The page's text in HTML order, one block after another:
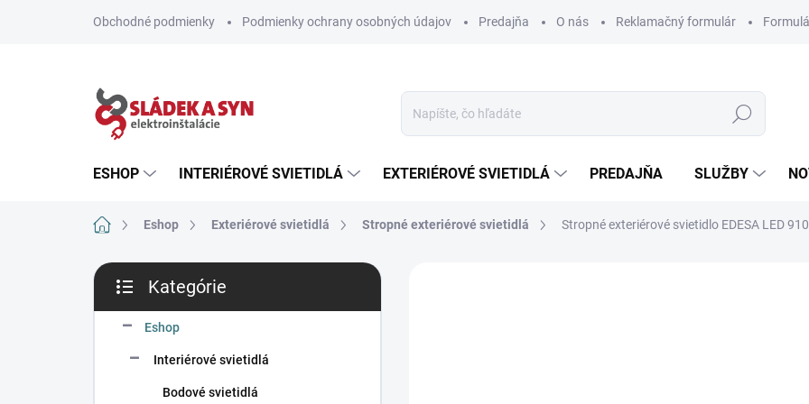
Obchodné podmienky Podmienky ochrany osobných údajov Predajňa O nás Reklamačný formulár
Hľadať
ESHOP INTERIÉROVÉ SVIETIDLÁ EXTERIÉROVÉ SVIETIDLÁ PREDAJŇA SLUŽBY
DomovEshop Exteriérové svietidlá Stropné exteriérové svietidlá Stropné exteriérové svietidlo EDESA LED
B
č
kategórie
Kategórie
Eshop
Interiérové svietidlá
Bodové svietidlá